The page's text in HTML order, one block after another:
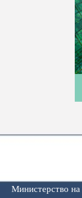
Министерство на